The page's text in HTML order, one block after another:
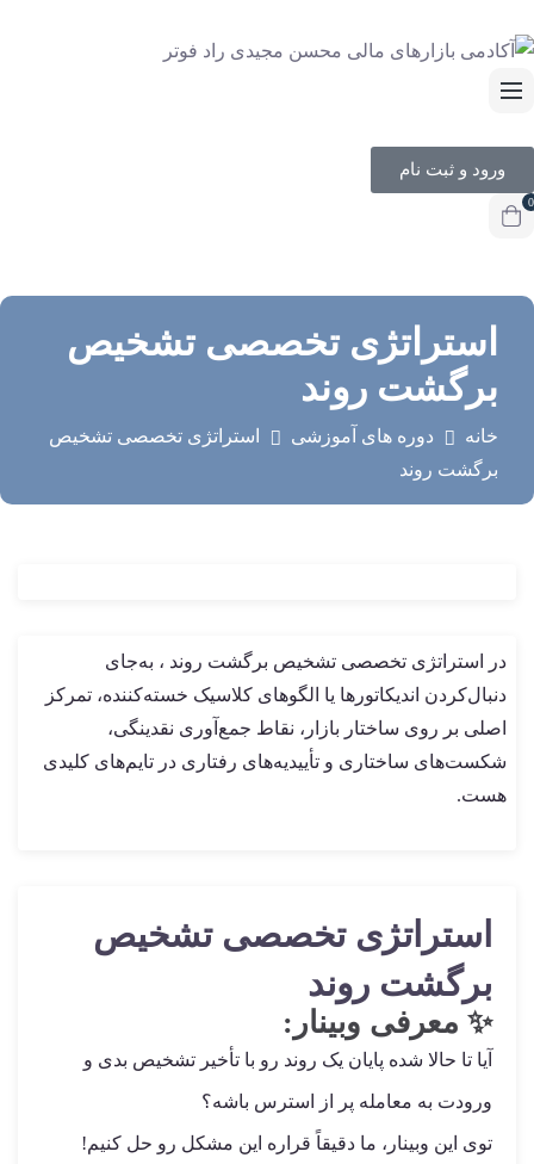
ورود و ثبت نام
0
استراتژی تخصصی تشخیص
برگشت روند
خانه دوره های آموزشی
استراتژی تخصصی تشخیص
برگشت روند
در استراتژی تخصصی تشخیص برگشت روند ، به‌جای
دنبال‌کردن اندیکاتورها یا الگوهای کلاسیک خسته‌کننده، تمرکز
اصلی بر روی ساختار بازار، نقاط جمع‌آوری نقدینگی،
شکست‌های ساختاری و تأییدیه‌های رفتاری در تایم‌های کلیدی
هست.
استراتژی تخصصی تشخیص
برگشت روند
✨ معرفی وبینار:
آیا تا حالا شده پایان یک روند رو با تأخیر تشخیص بدی و
ورودت به معامله پر از استرس باشه؟
توی این وبینار، ما دقیقاً قراره این مشکل رو حل کنیم!